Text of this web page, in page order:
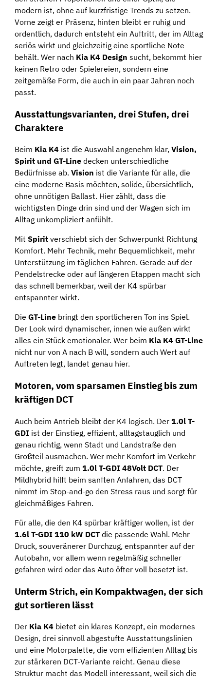
modern ist, ohne auf kurzfristige Trends zu setzen.
Vorne zeigt er Präsenz, hinten bleibt er ruhig und
ordentlich, dadurch entsteht ein Auftritt, der im Alltag
seriös wirkt und gleichzeitig eine sportliche Note
behält. Wer nach Kia K4 Design sucht, bekommt hier
keinen Retro oder Spielereien, sondern eine
zeitgemäße Form, die auch in ein paar Jahren noch
passt.
Ausstattungsvarianten, drei Stufen, drei
Charaktere
Beim Kia K4 ist die Auswahl angenehm klar, Vision,
Spirit und GT-Line decken unterschiedliche
Bedürfnisse ab. Vision ist die Variante für alle, die
eine moderne Basis möchten, solide, übersichtlich,
ohne unnötigen Ballast. Hier zählt, dass die
wichtigsten Dinge drin sind und der Wagen sich im
Alltag unkompliziert anfühlt.
Mit Spirit verschiebt sich der Schwerpunkt Richtung
Komfort. Mehr Technik, mehr Bequemlichkeit, mehr
Unterstützung im täglichen Fahren. Gerade auf der
Pendelstrecke oder auf längeren Etappen macht sich
das schnell bemerkbar, weil der K4 spürbar
entspannter wirkt.
Die GT-Line bringt den sportlicheren Ton ins Spiel.
Der Look wird dynamischer, innen wie außen wirkt
alles ein Stück emotionaler. Wer beim Kia K4 GT-Line
nicht nur von A nach B will, sondern auch Wert auf
Auftreten legt, landet genau hier.
Motoren, vom sparsamen Einstieg bis zum
kräftigen DCT
Auch beim Antrieb bleibt der K4 logisch. Der 1.0l T-
GDI ist der Einstieg, effizient, alltagstauglich und
genau richtig, wenn Stadt und Landstraße den
Großteil ausmachen. Wer mehr Komfort im Verkehr
möchte, greift zum 1.0l T-GDI 48Volt DCT. Der
Mildhybrid hilft beim sanften Anfahren, das DCT
nimmt im Stop-and-go den Stress raus und sorgt für
gleichmäßiges Fahren.
Für alle, die den K4 spürbar kräftiger wollen, ist der
1.6l T-GDI 110 kW DCT die passende Wahl. Mehr
Druck, souveränerer Durchzug, entspannter auf der
Autobahn, vor allem wenn regelmäßig schneller
gefahren wird oder das Auto öfter voll besetzt ist.
Unterm Strich, ein Kompaktwagen, der sich
gut sortieren lässt
Der Kia K4 bietet ein klares Konzept, ein modernes
Design, drei sinnvoll abgestufte Ausstattungslinien
und eine Motorpalette, die vom effizienten Alltag bis
zur stärkeren DCT-Variante reicht. Genau diese
Struktur macht das Modell interessant, weil sich die